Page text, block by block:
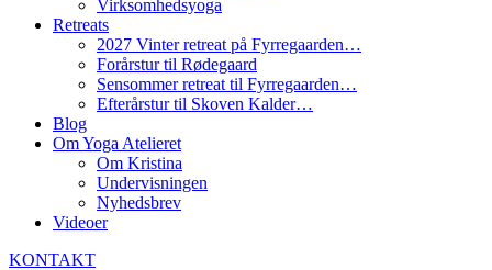
Virksomhedsyoga
Retreats
2027 Vinter retreat på Fyrregaarden…
Forårstur til Rødegaard
Sensommer retreat til Fyrregaarden…
Efterårstur til Skoven Kalder…
Blog
Om Yoga Atelieret
Om Kristina
Undervisningen
Nyhedsbrev
Videoer
KONTAKT